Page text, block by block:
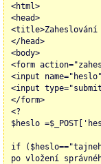
<html>
<head>
</head>
<body>
<form
<input
<input
</form>
<?
$heslo
if
po vložení